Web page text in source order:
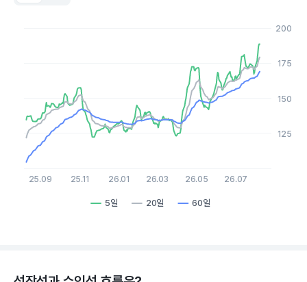
The chart has 1 X axis displaying Time. Data ranges from
The chart has 1 Y axis displaying values. Data ranges from
5일 20일 60일
25.09 25.11 26.01 26.03 26.05 26.07
125
150
175
200